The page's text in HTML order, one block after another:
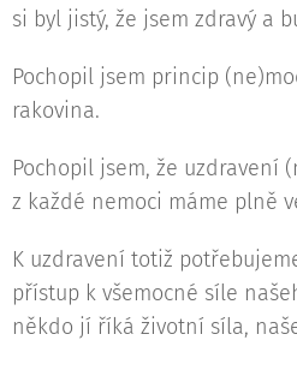
si byl jistý, že jsem zdravý a
Pochopil jsem princip
rakovina.
Pochopil jsem, že uzdravení
z každé nemoci máme plně
K uzdravení totiž
přístup k všemocné síle
někdo jí říká životní síla,